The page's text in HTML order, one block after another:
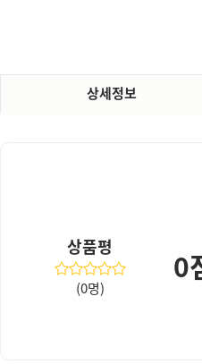
상세정보
상품평
(0명)
0